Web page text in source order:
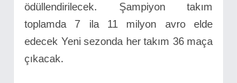
ödüllendirilecek. Şampiyon takım
toplamda 7 ila 11 milyon avro elde
edecek Yeni sezonda her takım 36 maça
çıkacak.